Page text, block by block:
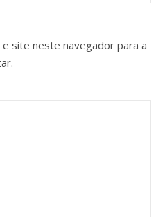
site neste navegador para a